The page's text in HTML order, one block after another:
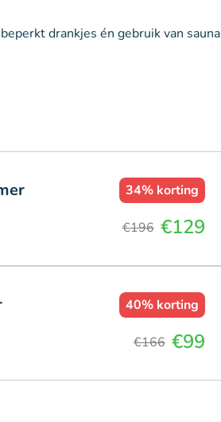
drankjes én gebruik van sauna
34% korting
€196 €129
40% korting
€166 €99